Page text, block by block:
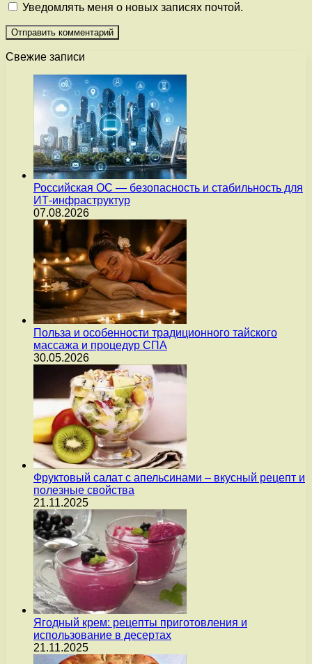
Уведомлять меня о новых записях почтой.
Свежие записи
Российская ОС — безопасность и стабильность для
ИТ-инфраструктур
07.08.2026
Польза и особенности традиционного тайского
массажа и процедур СПА
30.05.2026
Фруктовый салат с апельсинами – вкусный рецепт и
полезные свойства
21.11.2025
Ягодный крем: рецепты приготовления и
использование в десертах
21.11.2025